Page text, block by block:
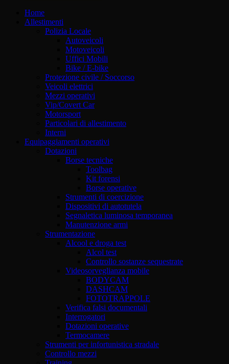
Home
Allestimenti
Polizia Locale
Autoveicoli
Motoveicoli
Uffici Mobili
Bike / E-bike
Protezione civile / Soccorso
Veicoli elettrici
Mezzi operativi
Vip/Covert Car
Motorsport
Particolari di allestimento
Interni
Equipaggiamenti operativi
Dotazioni
Borse tecniche
Toolbag
Kit forensi
Borse operative
Strumenti di coercizione
Dispositivi di autotutela
Segnaletica luminosa temporanea
Manutenzione armi
Strumentazione
Alcool e droga test
Alcol test
Controllo sostanze sequestrate
Videosorveglianza mobile
BODYCAM
DASHCAM
FOTOTRAPPOLE
Verifica falsi documentali
Interrogatori
Dotazioni operative
Termocamere
Strumenti per infortunistica stradale
Controllo mezzi